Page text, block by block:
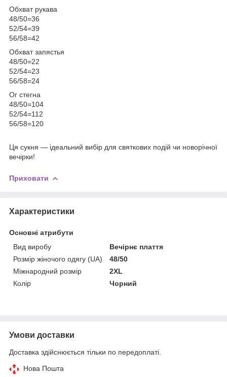
Обхват рукава
48/50=36
52/54=39
56/58=42
Обхват запястья
48/50=22
52/54=23
56/58=24
Ог стегна
48/50=104
52/54=112
56/58=120
Ця сукня — ідеальний вибір для святкових подій чи новорічної
вечірки!
Приховати
Характеристики
Основні атрибути
Вид виробу
Вечірнє плаття
Розмір жіночого одягу (UA)
48/50
Міжнародний розмір
2XL
Колір
Чорний
Умови доставки
Доставка здійснюється тільки по передоплаті.
Нова Пошта